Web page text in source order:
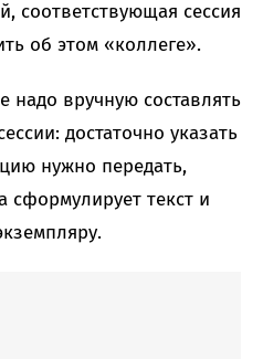
соответствующая сессия
об этом «коллеге».
надо вручную составлять
достаточно указать
нужно передать,
сформулирует текст и